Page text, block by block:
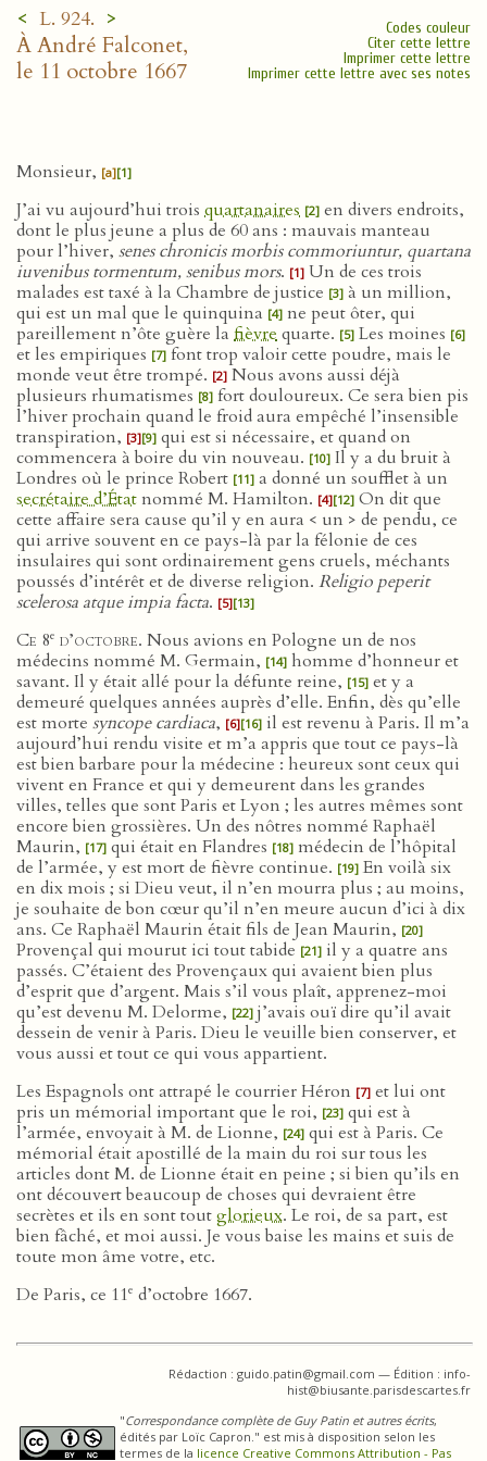
< L. 924. >
À André Falconet,
le 11 octobre 1667
Codes couleur
Citer cette lettre
Imprimer cette lettre
Imprimer cette lettre avec ses notes
Monsieur, [a][1]
J’ai vu aujourd’hui trois quartanaires [2] en divers endroits,
dont le plus jeune a plus de 60 ans : mauvais manteau
pour l’hiver, senes chronicis morbis commoriuntur, quartana
iuvenibus tormentum, senibus mors. [1] Un de ces trois
malades est taxé à la Chambre de justice [3] à un million,
qui est un mal que le quinquina [4] ne peut ôter, qui
pareillement n’ôte guère la fièvrequarte. [5] Les moines [6]
et les empiriques [7] font trop valoir cette poudre, mais le
monde veut être trompé. [2] Nous avons aussi déjà
plusieurs rhumatismes [8] fort douloureux. Ce sera bien pis
l’hiver prochain quand le froid aura empêché l’insensible
transpiration, [3][9] qui est si nécessaire, et quand on
commencera à boire du vin nouveau. [10] Il y a du bruit à
Londres où le prince Robert [11] a donné un soufflet à un
secrétaire d’Étatnommé M. Hamilton. [4][12] On dit que
cette affaire sera cause qu’il y en aura < un > de pendu, ce
qui arrive souvent en ce pays-là par la félonie de ces
insulaires qui sont ordinairement gens cruels, méchants
poussés d’intérêt et de diverse religion. Religio peperit
scelerosa atque impia facta. [5][13]
Ce 8e d’octobre. Nous avions en Pologne un de nos
médecins nommé M. Germain, [14] homme d’honneur et
savant. Il y était allé pour la défunte reine, [15] et y a
demeuré quelques années auprès d’elle. Enfin, dès qu’elle
est morte syncope cardiaca, [6][16] il est revenu à Paris. Il m’a
aujourd’hui rendu visite et m’a appris que tout ce pays-là
est bien barbare pour la médecine : heureux sont ceux qui
vivent en France et qui y demeurent dans les grandes
villes, telles que sont Paris et Lyon ; les autres mêmes sont
encore bien grossières. Un des nôtres nommé Raphaël
Maurin, [17] qui était en Flandres [18] médecin de l’hôpital
de l’armée, y est mort de fièvre continue. [19] En voilà six
en dix mois ; si Dieu veut, il n’en mourra plus ; au moins,
je souhaite de bon cœur qu’il n’en meure aucun d’ici à dix
ans. Ce Raphaël Maurin était fils de Jean Maurin, [20]
Provençal qui mourut ici tout tabide [21] il y a quatre ans
passés. C’étaient des Provençaux qui avaient bien plus
d’esprit que d’argent. Mais s’il vous plaît, apprenez-moi
qu’est devenu M. Delorme, [22] j’avais ouï dire qu’il avait
dessein de venir à Paris. Dieu le veuille bien conserver, et
vous aussi et tout ce qui vous appartient.
Les Espagnols ont attrapé le courrier Héron [7] et lui ont
pris un mémorial important que le roi, [23] qui est à
l’armée, envoyait à M. de Lionne, [24] qui est à Paris. Ce
mémorial était apostillé de la main du roi sur tous les
articles dont M. de Lionne était en peine ; si bien qu’ils en
ont découvert beaucoup de choses qui devraient être
secrètes et ils en sont toutglorieux. Le roi, de sa part, est
bien fâché, et moi aussi. Je vous baise les mains et suis de
toute mon âme votre, etc.
De Paris, ce 11e d’octobre 1667.
Rédaction : guido.patin@gmail.com — Édition : info-
hist@biusante.parisdescartes.fr
"Correspondance complète de Guy Patin et autres écrits,
édités par Loïc Capron." est mis à disposition selon les
termes de la licence Creative Commons Attribution - Pas